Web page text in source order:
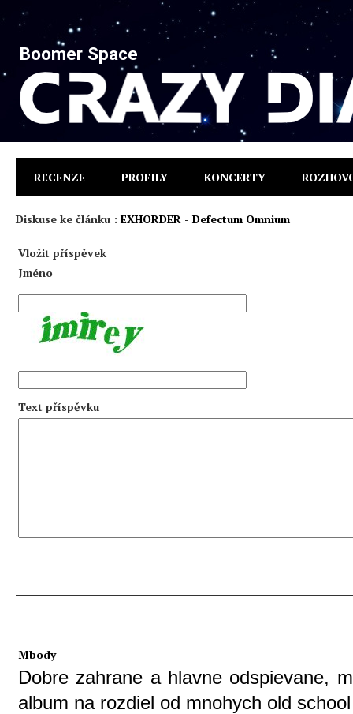
Boomer Space
RECENZE PROFILY KONCERTY
Diskuse ke článku : EXHORDER - Defectum Omnium
Vložit příspěvek
Jméno
Text příspěvku
Mbody
Dobre zahrane a hlavne odspievane,
album na rozdiel od mnohych old